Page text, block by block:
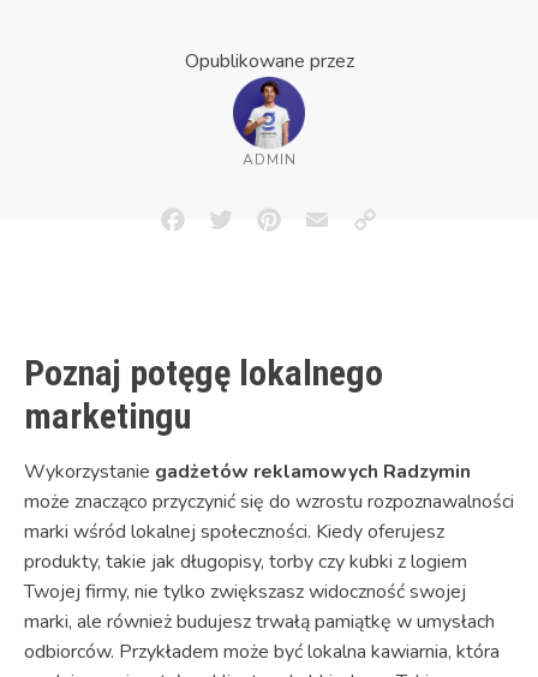
Opublikowane przez
ADMIN
FacebookTwitterPinterestEmailCopy
Poznaj potęgę lokalnego
marketingu
Wykorzystanie gadżetów reklamowych Radzymin
może znacząco przyczynić się do wzrostu rozpoznawalności
marki wśród lokalnej społeczności. Kiedy oferujesz
produkty, takie jak długopisy, torby czy kubki z logiem
Twojej firmy, nie tylko zwiększasz widoczność swojej
marki, ale również budujesz trwałą pamiątkę w umysłach
odbiorców. Przykładem może być lokalna kawiarnia, która